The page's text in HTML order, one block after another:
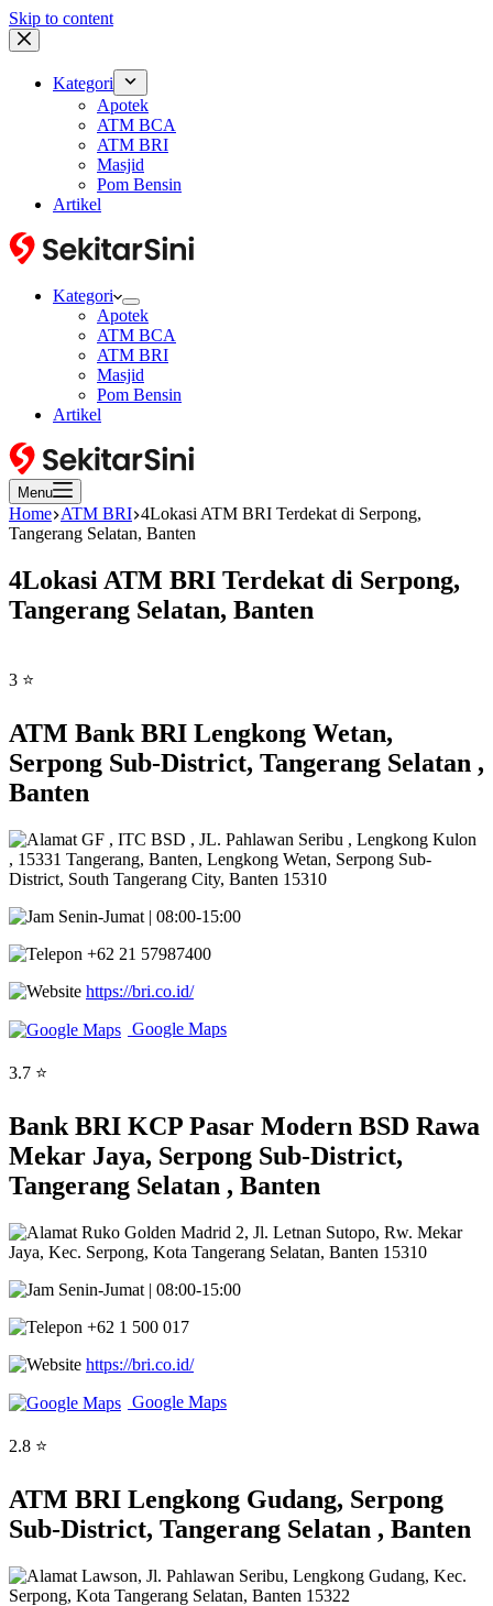
Skip to content
Kategori
Apotek
ATM BCA
ATM BRI
Masjid
Pom Bensin
Artikel
Kategori
Apotek
ATM BCA
ATM BRI
Masjid
Pom Bensin
Artikel
Menu
Home ATM BRI 4Lokasi ATM BRI Terdekat di Serpong,
Tangerang Selatan, Banten
4Lokasi ATM BRI Terdekat di Serpong,
Tangerang Selatan, Banten
3 ⭐
ATM Bank BRI Lengkong Wetan,
Serpong Sub-District, Tangerang Selatan ,
Banten
GF , ITC BSD , JL. Pahlawan Seribu , Lengkong Kulon
, 15331 Tangerang, Banten, Lengkong Wetan, Serpong Sub-
District, South Tangerang City, Banten 15310
Senin-Jumat | 08:00-15:00
+62 21 57987400
https://bri.co.id/
Google Maps
3.7 ⭐
Bank BRI KCP Pasar Modern BSD Rawa
Mekar Jaya, Serpong Sub-District,
Tangerang Selatan , Banten
Ruko Golden Madrid 2, Jl. Letnan Sutopo, Rw. Mekar
Jaya, Kec. Serpong, Kota Tangerang Selatan, Banten 15310
Senin-Jumat | 08:00-15:00
+62 1 500 017
https://bri.co.id/
Google Maps
2.8 ⭐
ATM BRI Lengkong Gudang, Serpong
Sub-District, Tangerang Selatan , Banten
Lawson, Jl. Pahlawan Seribu, Lengkong Gudang, Kec.
Serpong, Kota Tangerang Selatan, Banten 15322